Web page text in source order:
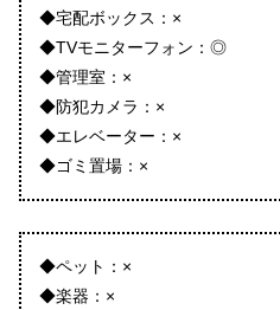
◆宅配ボックス：×
◆TVモニターフォン：◎
◆管理室：×
◆防犯カメラ：×
◆エレベーター：×
◆ゴミ置場：×
◆ペット：×
◆楽器：×